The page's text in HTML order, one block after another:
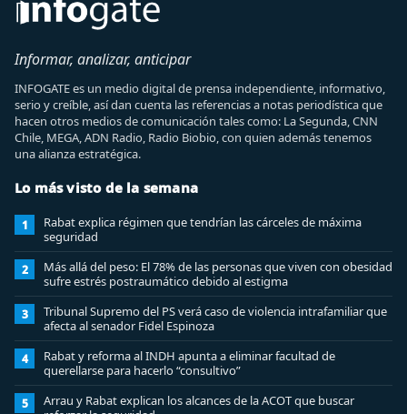
Informar, analizar, anticipar
INFOGATE es un medio digital de prensa independiente, informativo,
serio y creíble, así dan cuenta las referencias a notas periodística que
hacen otros medios de comunicación tales como: La Segunda, CNN
Chile, MEGA, ADN Radio, Radio Biobio, con quien además tenemos
una alianza estratégica.
Lo más visto de la semana
1
Rabat explica régimen que tendrían las cárceles de máxima
seguridad
2
Más allá del peso: El 78% de las personas que viven con obesidad
sufre estrés postraumático debido al estigma
3
Tribunal Supremo del PS verá caso de violencia intrafamiliar que
afecta al senador Fidel Espinoza
4
Rabat y reforma al INDH apunta a eliminar facultad de
querellarse para hacerlo “consultivo”
5
Arrau y Rabat explican los alcances de la ACOT que buscar